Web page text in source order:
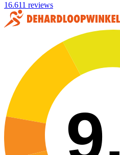
16.611 reviews